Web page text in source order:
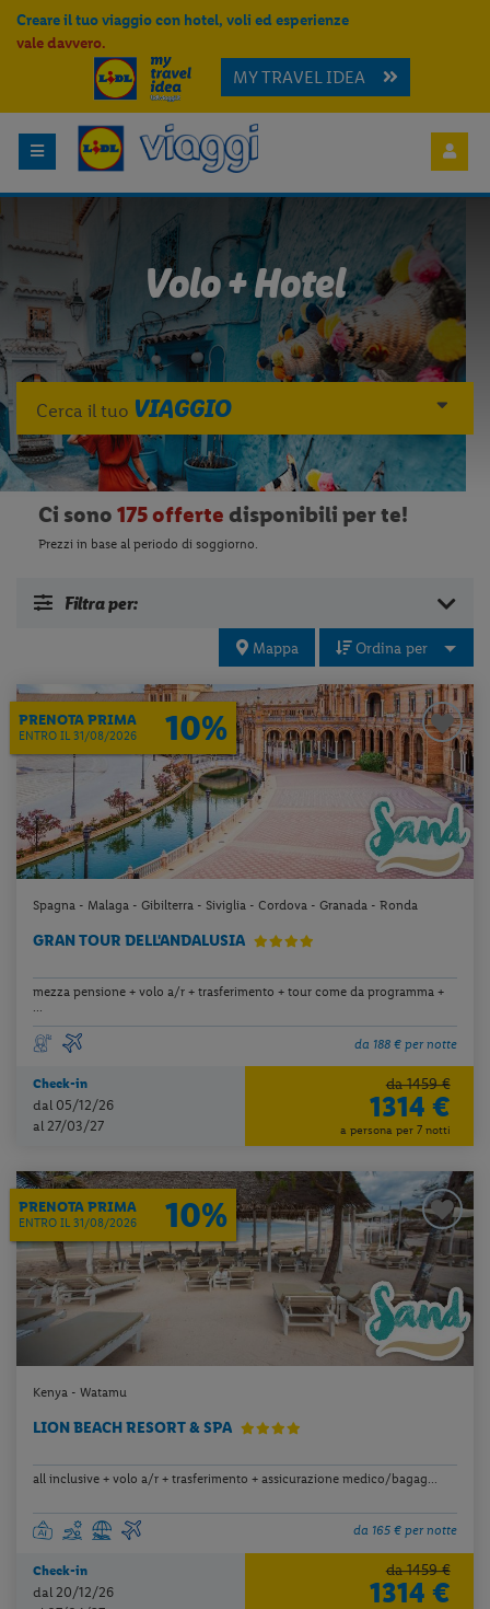
Creare il tuo viaggio con hotel, voli ed esperienze
vale davvero.
MY TRAVEL IDEA
Volo + Hotel
Cerca il tuo VIAGGIO
Ci sono175 offerte disponibili per te!
Prezzi in base al periodo di soggiorno.
Filtra per:
Mappa Ordina per
PRENOTA PRIMA
ENTRO IL 31/08/2026 10%
Spagna - Malaga - Gibilterra - Siviglia - Cordova - Granada - Ronda
GRAN TOUR DELL'ANDALUSIA
mezza pensione + volo a/r + trasferimento + tour come da programma +
...
da 188 € per notte
Check-in
dal 05/12/26
al 27/03/27
da 1459 €
1314 €
a persona per 7 notti
PRENOTA PRIMA
ENTRO IL 31/08/2026 10%
Kenya - Watamu
LION BEACH RESORT & SPA
all inclusive + volo a/r + trasferimento + assicurazione medico/bagag...
da 165 € per notte
Check-in
dal 20/12/26
da 1459 €
1314 €